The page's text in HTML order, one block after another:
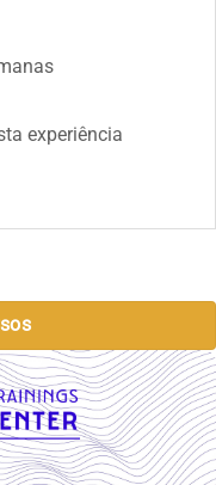
experiência